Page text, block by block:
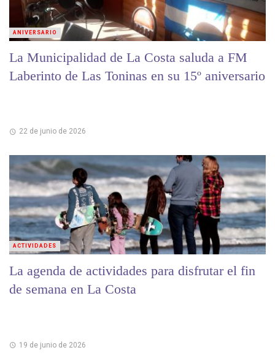
La Municipalidad de La Costa saluda a FM
Laberinto de Las Toninas en su 15º aniversario
22 de junio de 2026
ANIVERSARIO
La agenda de actividades para disfrutar el fin
de semana en La Costa
19 de junio de 2026
ACTIVIDADES